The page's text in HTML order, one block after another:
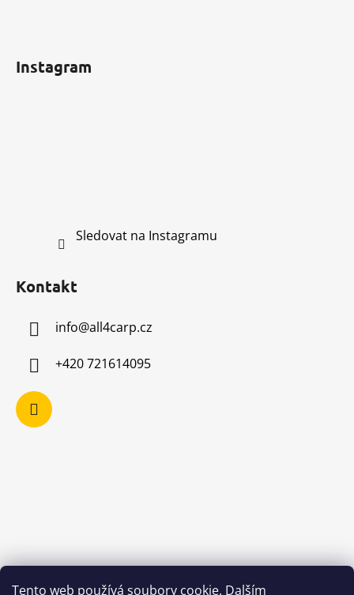
Tento web používá soubory cookie. Dalším
Instagram
Sledovat na Instagramu
Kontakt
info@all4carp.cz
+420 721614095